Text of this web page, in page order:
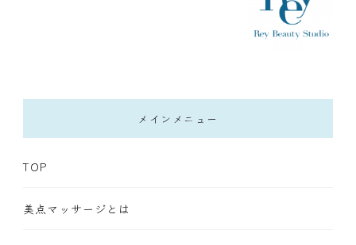
メインメニュー
TOP
美点マッサージとは